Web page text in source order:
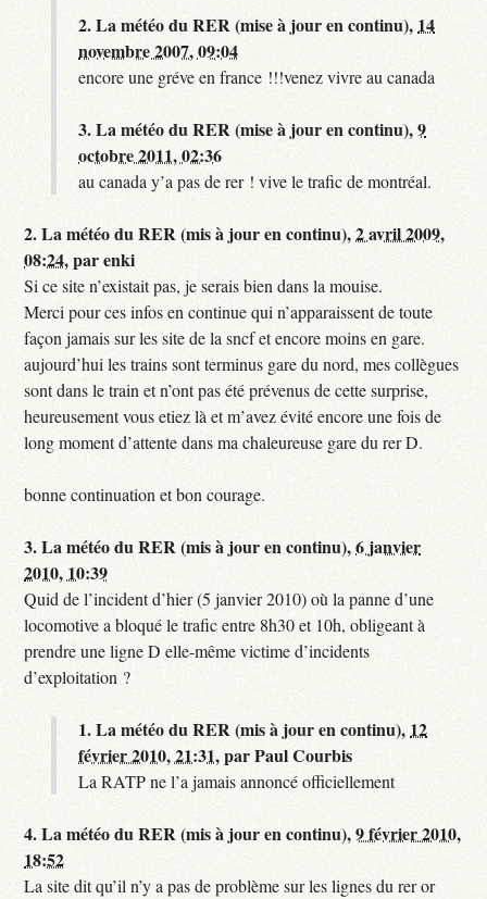
2.La météo du RER (mise à jour en continu), 14
novembre 2007, 09:04
encore une gréve en france !!!venez vivre au canada
3.La météo du RER (mise à jour en continu),9
octobre 2011, 02:36
au canada y’a pas de rer ! vive le trafic de montréal.
2.La météo du RER (mis à jour en continu),2 avril 2009,
08:24,parenki
Si ce site n’existait pas, je serais bien dans la mouise.
Merci pour ces infos en continue qui n’apparaissent de toute
façon jamais sur les site de la sncf et encore moins en gare.
aujourd’hui les trains sont terminus gare du nord, mes collègues
sont dans le train et n’ont pas été prévenus de cette surprise,
heureusement vous etiez là et m’avez évité encore une fois de
long moment d’attente dans ma chaleureuse gare du rer D.
bonne continuation et bon courage.
3.La météo du RER (mis à jour en continu),6 janvier
2010, 10:39
Quid de l’incident d’hier (5 janvier 2010) où la panne d’une
locomotive a bloqué le trafic entre 8h30 et 10h, obligeant à
prendre une ligne D elle-même victime d’incidents
d’exploitation ?
1.La météo du RER (mis à jour en continu), 12
février 2010, 21:31,parPaul Courbis
La RATP ne l’a jamais annoncé officiellement
4.La météo du RER (mis à jour en continu),9 février 2010,
18:52
La site dit qu’il n’y a pas de problème sur les lignes du rer or